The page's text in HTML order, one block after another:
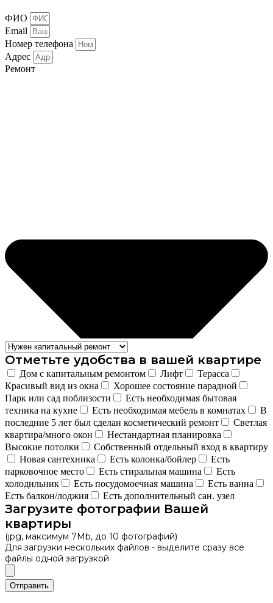
ФИО
Email
Номер телефона
Адрес
Ремонт
Отметьте удобства в вашей квартире
Дом с капитальным ремонтом Лифт
Терасса
Красивый вид из окна
Хорошее состояние парадной
Парк или сад поблизости
Есть необходимая бытовая
техника на кухне
Есть необходимая мебель в комнатах
В
последние 5 лет был сделан косметический ремонт
Светлая
квартира/много окон
Нестандартная планировка
Высокие потолки
Собственный отдельный вход в квартиру
Новая сантехника
Есть колонка/бойлер
Есть
парковочное место
Есть стиральная машина
Есть
холодильник
Есть посудомоечная машина
Есть ванна
Есть балкон/лоджия
Есть дополнительный сан. узел
Загрузите фотографии Вашей
квартиры
(jpg, максимум 7Mb, до 10 фотографий)
Для загрузки нескольких файлов - выделите сразу все
файлы одной загрузкой
Отправить